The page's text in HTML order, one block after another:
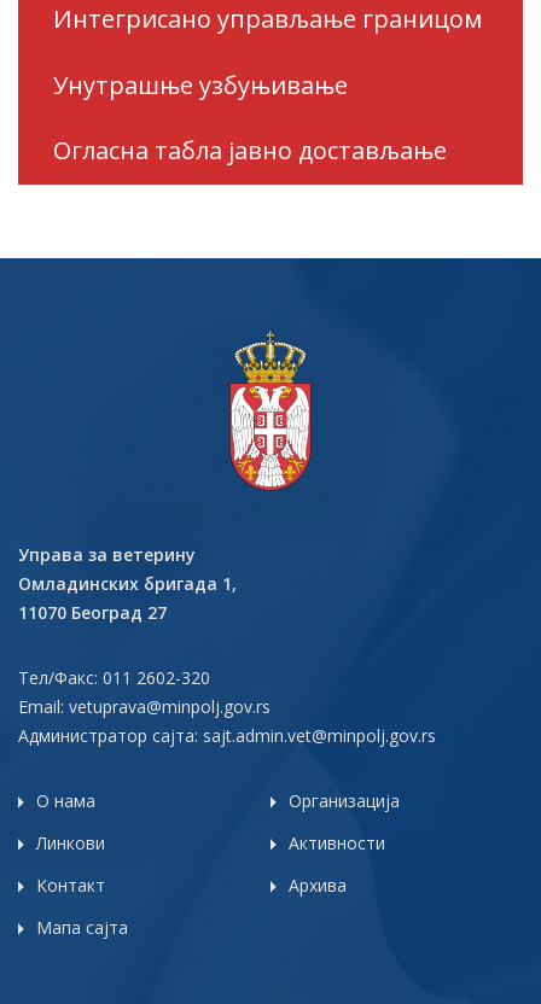
Интегрисано управљање границом
Унутрашње узбуњивање
Огласна табла јавно достављање
Управа за ветерину
Омладинских бригада 1,
11070 Београд 27
Тел/Факс: 011 2602-320
Email: vetuprava@minpolj.gov.rs
Администратор сајта: sajt.admin.vet@minpolj.gov.rs
О нама
Организација
Линкови
Активности
Контакт
Архива
Мапа сајта